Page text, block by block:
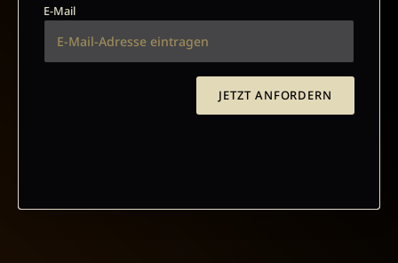
VERTRAG WIDERRUFEN
ABO ONLINE KÜNDIGEN
E-Mail
JETZT ANFORDERN